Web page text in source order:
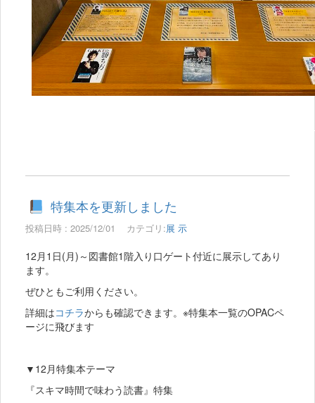
特集本を更新しました
投稿日時 : 2025/12/01 カテゴリ:展 示
12月1日(月)～図書館1階入り口ゲート付近に展示してあり
ます。
ぜひともご利用ください。
詳細はコチラからも確認できます。※特集本一覧のOPACペ
ージに飛びます
▼12月特集本テーマ
『スキマ時間で味わう読書』特集